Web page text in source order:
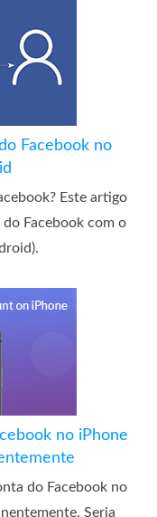
Facebook no
Este artigo
Facebook com o
no iPhone
do Facebook no
Seria